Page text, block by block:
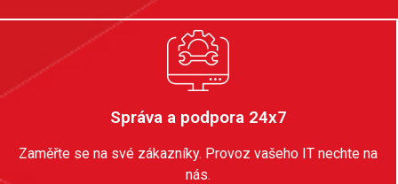
Správa a podpora 24x7
Zaměřte se na své zákazníky. Provoz vašeho IT nechte na
nás.